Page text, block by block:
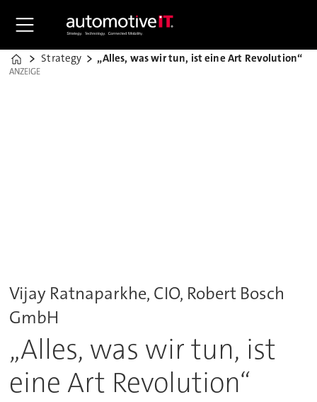
Home
Strategy „Alles, was wir tun, ist eine Art Revolution“
ANZEIGE
ANZEIGE
Vijay Ratnaparkhe, CIO, Robert Bosch
GmbH
„Alles, was wir tun, ist
eine Art Revolution“